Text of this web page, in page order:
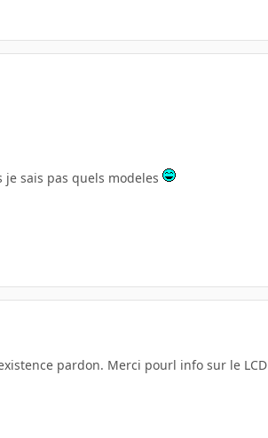
sais pas quels modeles
pardon. Merci pourl info sur le LCD